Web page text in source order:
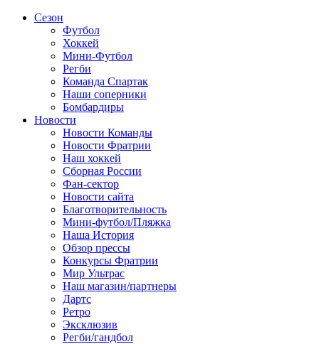
Сезон
Футбол
Хоккей
Мини-Футбол
Регби
Команда Спартак
Наши соперники
Бомбардиры
Новости
Новости Команды
Новости Фратрии
Наш хоккей
Сборная России
Фан-cектор
Новости сайта
Благотворительность
Мини-футбол/Пляжка
Наша История
Обзор прессы
Конкурсы Фратрии
Мир Ультрас
Наш магазин/партнеры
Дартс
Ретро
Эксклюзив
Регби/гандбол